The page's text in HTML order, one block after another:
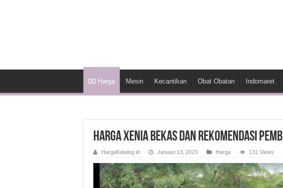
Harga Mesin Kecantikan Obat Obatan Indomaret
Harga Xenia Bekas dan Rekomendasi
HargaKatalog.id Januari 13, 2023 Harga 131 Views